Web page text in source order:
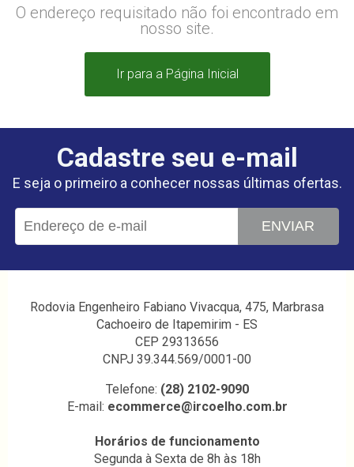
O endereço requisitado não foi encontrado em
nosso site.
Ir para a Página Inicial
Cadastre seu e-mail
E seja o primeiro a conhecer nossas últimas ofertas.
ENVIAR
Rodovia Engenheiro Fabiano Vivacqua, 475, Marbrasa
Cachoeiro de Itapemirim - ES
CEP 29313656
CNPJ 39.344.569/0001-00
Telefone: (28) 2102-9090
E-mail: ecommerce@ircoelho.com.br
Horários de funcionamento
Segunda à Sexta de 8h às 18h